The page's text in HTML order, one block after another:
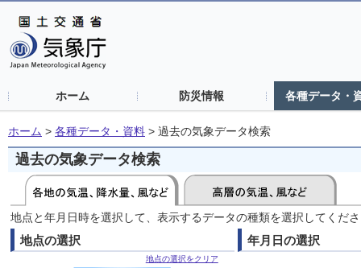
ホーム 防災情報 各種データ・
ホーム > 各種データ・資料 > 過去の気象データ検索
過去の気象データ検索
地点と年月日時を選択して、表示するデータの種類を選択してくだ
地点の選択
地点の選択をクリア
年月日の選択